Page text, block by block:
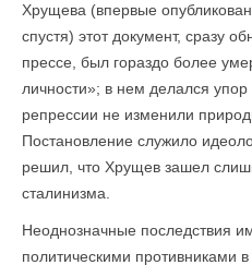
Хрущева (впервые
спустя) этот документ, сразу
прессе, был гораздо более
личности»; в нем делался упор
репрессии не изменили
Постановление служило
решил, что Хрущев зашел
сталинизма.
Неоднозначные последствия
политическими противниками